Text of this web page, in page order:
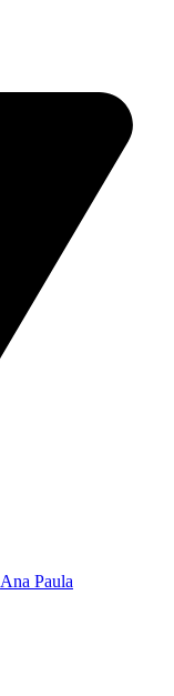
Ana Paula